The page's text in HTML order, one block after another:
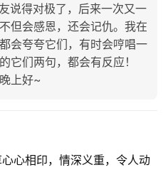
说得对极了，后来一次又一
但会感恩，还会记仇。我在
会夸夸它们，有时会哼唱一
它们两句，都会有反应！
上好~
心相印，情深义重，令人动